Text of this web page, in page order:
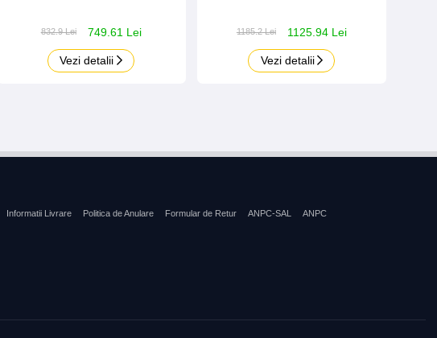
832.9 Lei 749.61 Lei
Vezi detalii
1185.2 Lei 1125.94 Lei
Vezi detalii
Informatii Livrare Politica de Anulare Formular de Retur ANPC-SAL ANPC